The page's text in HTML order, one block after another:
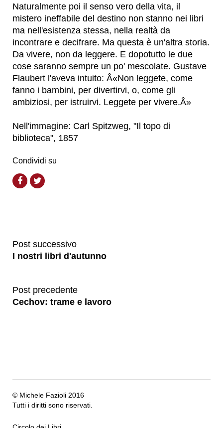
Naturalmente poi il senso vero della vita, il
mistero ineffabile del destino non stanno nei libri
ma nell'esistenza stessa, nella realtà da
incontrare e decifrare. Ma questa è un'altra storia.
Da vivere, non da leggere. E dopotutto le due
cose saranno sempre un po' mescolate. Gustave
Flaubert l'aveva intuito: Â«Non leggete, come
fanno i bambini, per divertirvi, o, come gli
ambiziosi, per istruirvi. Leggete per vivere.Â»
Nell'immagine: Carl Spitzweg, "Il topo di
biblioteca", 1857
Condividi su
Post successivo
I nostri libri d'autunno
Post precedente
Cechov: trame e lavoro
© Michele Fazioli 2016
Tutti i diritti sono riservati.